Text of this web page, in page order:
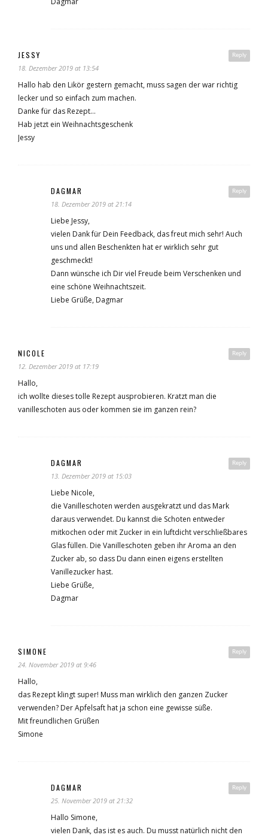
Reply
JESSY
18. Dezember 2019 at 13:54
Hallo hab den Likör gestern gemacht, muss sagen der war richtig
lecker und so einfach zum machen.
Danke für das Rezept…
Hab jetzt ein Weihnachtsgeschenk
Jessy
Reply
DAGMAR
18. Dezember 2019 at 21:14
Liebe Jessy,
vielen Dank für Dein Feedback, das freut mich sehr! Auch
uns und allen Beschenkten hat er wirklich sehr gut
geschmeckt!
Dann wünsche ich Dir viel Freude beim Verschenken und
eine schöne Weihnachtszeit.
Liebe Grüße, Dagmar
Reply
NICOLE
12. Dezember 2019 at 17:19
Hallo,
ich wollte dieses tolle Rezept ausprobieren. Kratzt man die
vanilleschoten aus oder kommen sie im ganzen rein?
Reply
DAGMAR
13. Dezember 2019 at 15:03
Liebe Nicole,
die Vanilleschoten werden ausgekratzt und das Mark
daraus verwendet. Du kannst die Schoten entweder
mitkochen oder mit Zucker in ein luftdicht verschließbares
Glas füllen. Die Vanilleschoten geben ihr Aroma an den
Zucker ab, so dass Du dann einen eigens erstellten
Vanillezucker hast.
Liebe Grüße,
Dagmar
Reply
SIMONE
24. November 2019 at 9:46
Hallo,
das Rezept klingt super! Muss man wirklich den ganzen Zucker
verwenden? Der Apfelsaft hat ja schon eine gewisse süße.
Mit freundlichen Grüßen
Simone
Reply
DAGMAR
25. November 2019 at 21:32
Hallo Simone,
vielen Dank, das ist es auch. Du musst natürlich nicht den